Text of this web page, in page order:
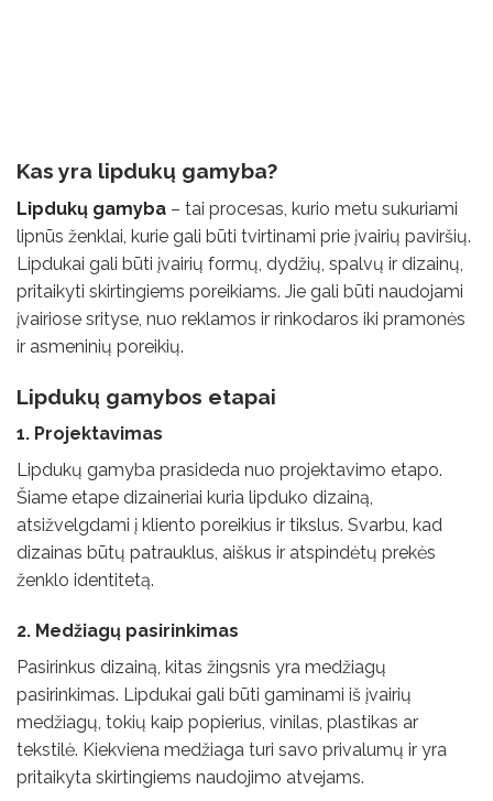
Kas yra lipdukų gamyba?
Lipdukų gamyba – tai procesas, kurio metu sukuriami
lipnūs ženklai, kurie gali būti tvirtinami prie įvairių paviršių.
Lipdukai gali būti įvairių formų, dydžių, spalvų ir dizainų,
pritaikyti skirtingiems poreikiams. Jie gali būti naudojami
įvairiose srityse, nuo reklamos ir rinkodaros iki pramonės
ir asmeninių poreikių.
Lipdukų gamybos etapai
1. Projektavimas
Lipdukų gamyba prasideda nuo projektavimo etapo.
Šiame etape dizaineriai kuria lipduko dizainą,
atsižvelgdami į kliento poreikius ir tikslus. Svarbu, kad
dizainas būtų patrauklus, aiškus ir atspindėtų prekės
ženklo identitetą.
2. Medžiagų pasirinkimas
Pasirinkus dizainą, kitas žingsnis yra medžiagų
pasirinkimas. Lipdukai gali būti gaminami iš įvairių
medžiagų, tokių kaip popierius, vinilas, plastikas ar
tekstilė. Kiekviena medžiaga turi savo privalumų ir yra
pritaikyta skirtingiems naudojimo atvejams.